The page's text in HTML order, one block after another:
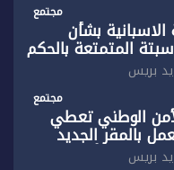
مجتمع
الاسبانية بشأن
المتمتعة بالحكم
بريس
مجتمع
الوطني تعطي
بالمقر الجديد
بولاية أمن العيون
بريس